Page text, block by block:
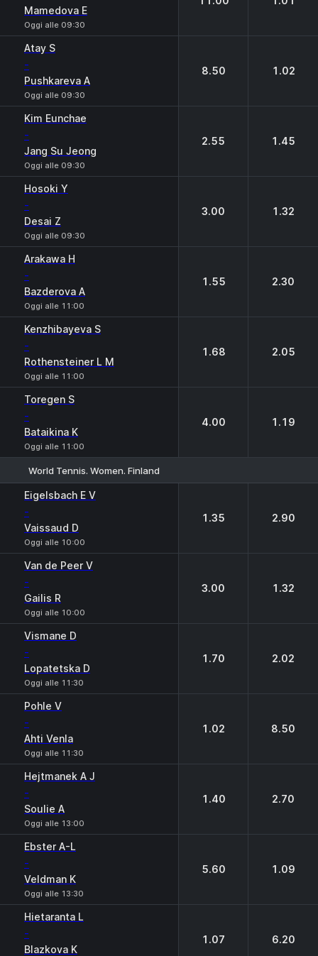
Mamedova E
Oggi alle 09:30
Atay S
-
Pushkareva A
Oggi alle 09:30
8.50 1.02
Kim Eunchae
-
Jang Su Jeong
Oggi alle 09:30
2.55 1.45
Hosoki Y
-
Desai Z
Oggi alle 09:30
3.00 1.32
Arakawa H
-
Bazderova A
Oggi alle 11:00
1.55 2.30
Kenzhibayeva S
-
Rothensteiner L M
Oggi alle 11:00
1.68 2.05
Toregen S
-
Bataikina K
Oggi alle 11:00
4.00 1.19
World Tennis. Women. Finland
Eigelsbach E V
-
Vaissaud D
Oggi alle 10:00
1.35 2.90
Van de Peer V
-
Gailis R
Oggi alle 10:00
3.00 1.32
Vismane D
-
Lopatetska D
Oggi alle 11:30
1.70 2.02
Pohle V
-
Ahti Venla
Oggi alle 11:30
1.02 8.50
Hejtmanek A J
-
Soulie A
Oggi alle 13:00
1.40 2.70
Ebster A-L
-
Veldman K
Oggi alle 13:30
5.60 1.09
Hietaranta L
-
Blazkova K
1.07 6.20